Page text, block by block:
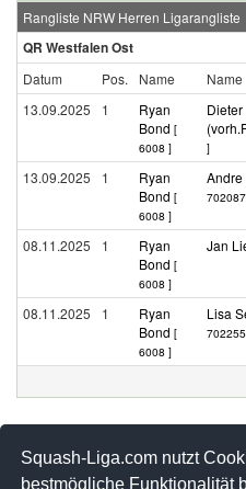
Squash-Liga.com nutzt
bestmögliche Funktionalität
Rangliste NRW Herren Ligarangliste
QR Westfalen Ost
Datum Pos. Name Name
13.09.2025
1
Ryan
Bond [
6008 ]
]
13.09.2025 1
Ryan
Bond [
6008 ]
Andre
08.11.2025 1
Ryan
Bond [
6008 ]
Jan
08.11.2025 1
Ryan
Bond [
6008 ]
Lisa
Werbung - Offizielle Pool